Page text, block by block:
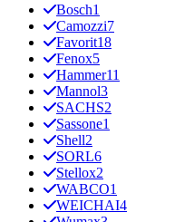
Bosch1
Camozzi7
Favorit18
Fenox5
Hammer11
Mannol3
SACHS2
Sassone1
Shell2
SORL6
Stellox2
WABCO1
WEICHAI4